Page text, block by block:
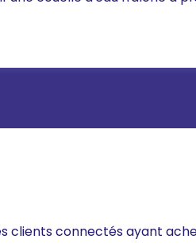
clients connectés ayant